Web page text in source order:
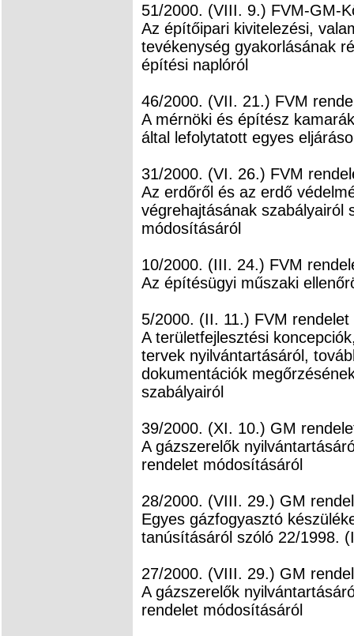
51/2000. (VIII. 9.) FVM-GM-
Az építőipari kivitelezési,
tevékenység gyakorlásának
építési naplóról
46/2000. (VII. 21.) FVM
A mérnöki és építész
által lefolytatott egyes
31/2000. (VI. 26.) FVM
Az erdőről és az erdő
végrehajtásának szabályairól
módosításáról
10/2000. (III. 24.) FVM
Az építésügyi műszaki
5/2000. (II. 11.) FVM rendelet
A területfejlesztési
tervek nyilvántartásáról,
dokumentációk
szabályairól
39/2000. (XI. 10.) GM
A gázszerelők
rendelet módosításáról
28/2000. (VIII. 29.) GM
Egyes gázfogyasztó
tanúsításáról szóló 22/1998.
27/2000. (VIII. 29.) GM
A gázszerelők
rendelet módosításáról